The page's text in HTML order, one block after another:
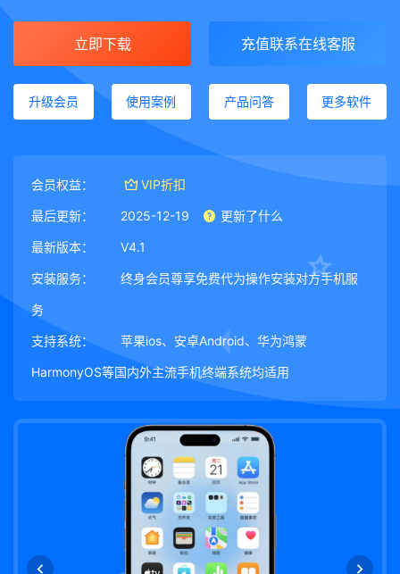
立即下载 充值联系在线客服
升级会员 使用案例 产品问答 更多软件
会员权益： VIP折扣
最后更新： 2025-12-19 更新了什么
最新版本： V4.1
安装服务： 终身会员尊享免费代为操作安装对方手机服
务
支持系统： 苹果ios、安卓Android、华为鸿蒙
HarmonyOS等国内外主流手机终端系统均适用